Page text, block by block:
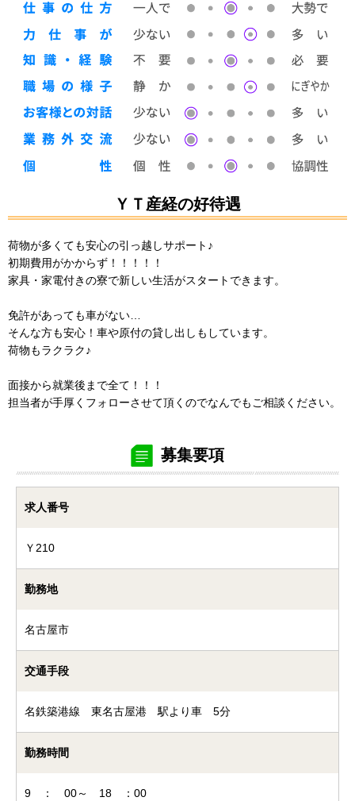
ＹＴ産経の好待遇
荷物が多くても安心の引っ越しサポート♪
初期費用がかからず！！！！！
家具・家電付きの寮で新しい生活がスタートできます。
免許があっても車がない…
そんな方も安心！車や原付の貸し出しもしています。
荷物もラクラク♪
面接から就業後まで全て！！！
担当者が手厚くフォローさせて頂くのでなんでもご相談ください。
募集要項
求人番号
Ｙ210
勤務地
名古屋市
交通手段
名鉄築港線 東名古屋港 駅より車 5分
勤務時間
9 ： 00～ 18 ：00